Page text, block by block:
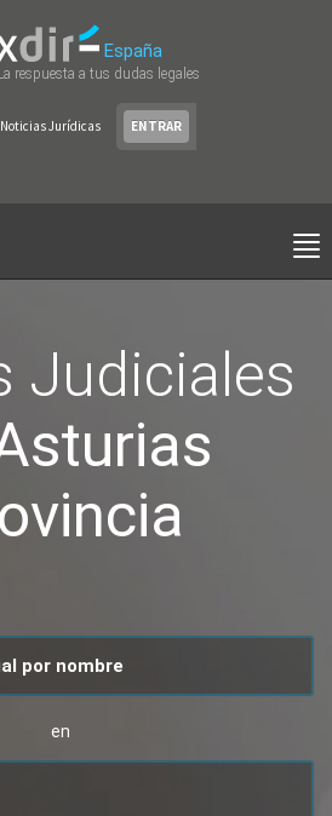
España
La respuesta a tus dudas legales
Noticias Jurídicas ENTRAR
Judiciales
en